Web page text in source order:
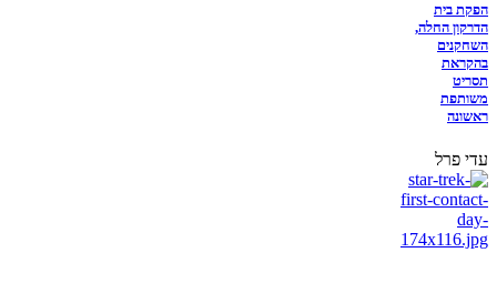
הפקת בית
הדרקון החלה,
השחקנים
בהקראת
תסריט
משותפת
ראשונה
עדי פרל